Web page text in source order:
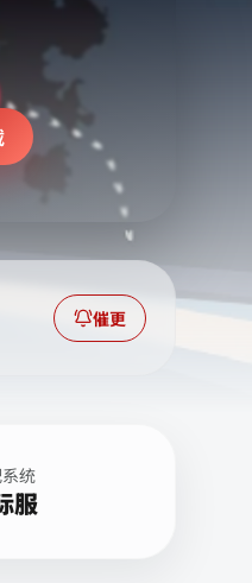
催更
统
服